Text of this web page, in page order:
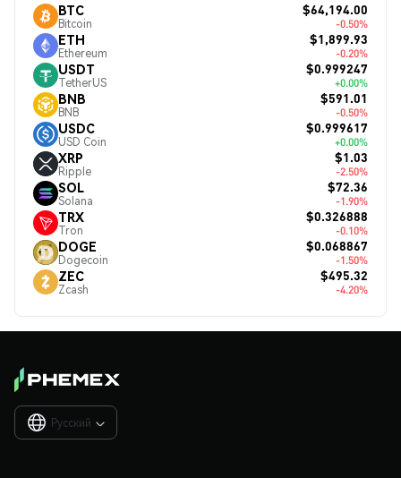
BTC
Bitcoin
$64,194.00
-0.50%
ETH
Ethereum
$1,899.93
-0.20%
USDT
TetherUS
$0.999247
+0.00%
BNB
BNB
$591.01
-0.50%
USDC
USD Coin
$0.999617
+0.00%
XRP
Ripple
$1.03
-2.50%
SOL
Solana
$72.36
-1.90%
TRX
Tron
$0.326888
-0.10%
DOGE
Dogecoin
$0.068867
-1.50%
ZEC
Zcash
$495.32
-4.20%
Русский 